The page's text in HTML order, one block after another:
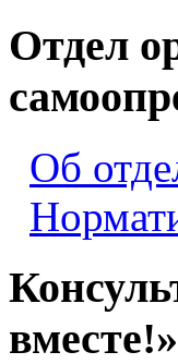
Отдел
Об
вместе!»